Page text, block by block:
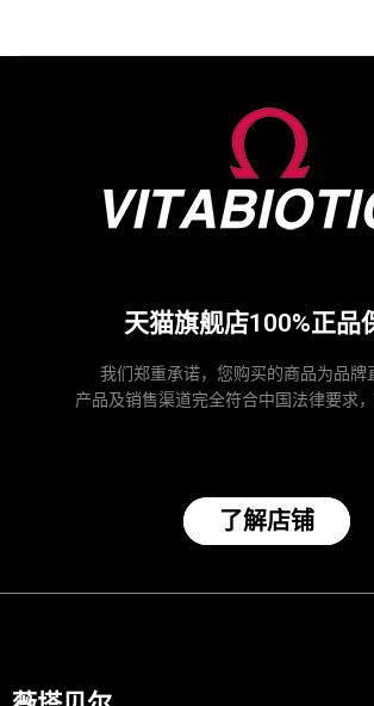
天猫旗舰店100%正品
我们郑重承诺，您购买的商品为品牌
产品及销售渠道完全符合中国法律要求
了解店铺